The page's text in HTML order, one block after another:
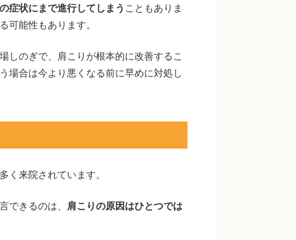
症状にまで進行してしまう こともありま
可能性もあります。
しのぎで、肩こりが根本的に改善するこ
場合は今より悪くなる前に早めに対処し
く来院されています。
できるのは、 肩こりの原因はひとつでは